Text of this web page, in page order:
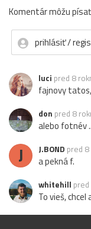
Komentár môžu
prihlásiť /
luci pred 8
fajnovy
don pred 8
alebo fotnév ..
J J.BOND pred
a pekná f.
whitehill
To vieš, chcel